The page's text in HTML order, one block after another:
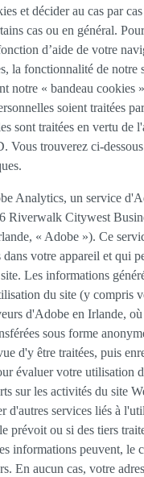
et décider au cas par
cas ou en général.
d’aide de votre
la fonctionnalité de notre
notre « bandeau cookies
soient traitées
sont traitées en vertu de
Vous trouverez ci-
Analytics, un service
Riverwalk Citywest
« Adobe »). Ce
dans votre appareil et qui
Les informations
du site (y compris
d'Adobe en Irlande,
sous forme
d'y être traitées, puis
évaluer votre utilisation
sur les activités du site
d'autres services liés à
prévoit ou si des tiers
informations peuvent, le
En aucun cas, votre